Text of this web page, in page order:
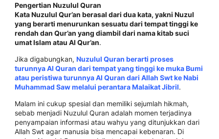
Pengertian Nuzulul Quran
Kata Nuzulul Qur’an berasal dari dua kata, yakni Nuzul
yang berarti menurunkan sesuatu dari tempat tinggi ke
rendah dan Qur’an yang diambil dari nama kitab suci
umat Islam atau Al Qur’an.
Jika digabungkan, Nuzulul Quran berarti proses
turunnya Al Quran dari tempat yang tinggi ke muka Bumi
atau peristiwa turunnya Al Quran dari Allah Swt ke Nabi
Muhammad Saw melalui perantara Malaikat Jibril.
Malam ini cukup spesial dan memiliki sejumlah hikmah,
sebab menjadi Nuzulul Quran adalah momen terjadinya
penyampaian informasi atau wahyu yang ditunjukkan dari
Allah Swt agar manusia bisa mencapai kebenaran. Di